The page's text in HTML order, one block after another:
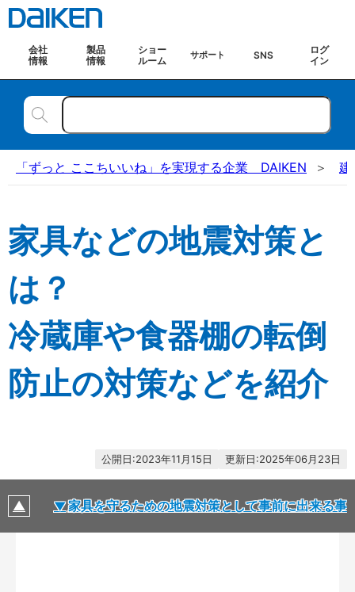
会社
情報
製品
情報
ショー
ルーム
サポート SNS
ログ
イン
「ずっと ここちいいね」を実現する企業 DAIKEN 建
家具などの地震対策と
は？
冷蔵庫や食器棚の転倒
防止の対策などを紹介
2023年11月15日 2025年06月23日
由 家具を守るための地震対策として事前に出来る事